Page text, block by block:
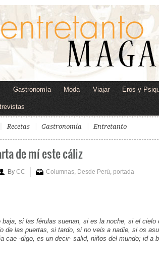
Gastronomía Moda Viajar Eros y
Recetas Gastronomía Entretanto
de mí este cáliz
By CC Columnas Desde Perú portada
baja, si las férulas suenan, si es la noche, si el cielo
de las puertas, si tardo, si no veis a nadie, si os
cae -digo, es un decir- salid, niños del mundo; id a